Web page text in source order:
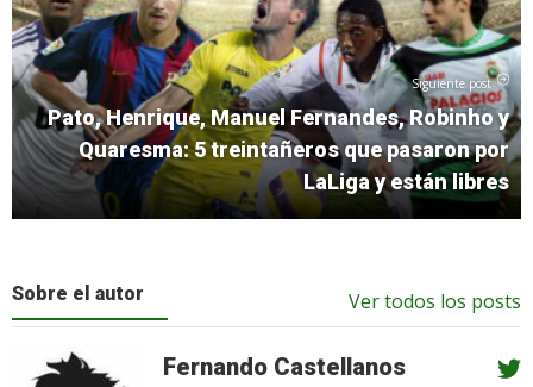
Siguiente post
Pato, Henrique, Manuel Fernandes, Robinho y
Quaresma: 5 treintañeros que pasaron por
LaLiga y están libres
Sobre el autor Ver todos los posts
Fernando Castellanos